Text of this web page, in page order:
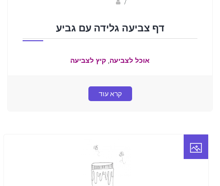
/
דף צביעה גלידה עם גביע
אוכל לצביעה, קיץ לצביעה
קרא עוד